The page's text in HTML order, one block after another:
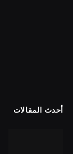
أحدث المقالات